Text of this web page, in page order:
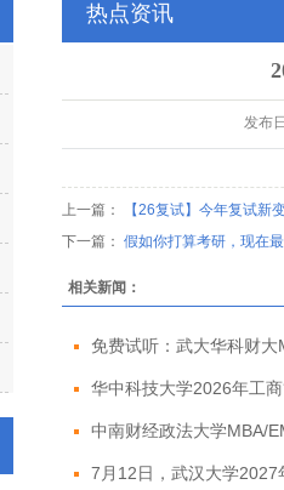
热点资讯
发布
上一篇：
【26复试】今年复试新
下一篇： 假如你打算考研，现在
相关新闻：
免费试听：武大华科财大
华中科技大学2026年工
中南财经政法大学MBA/
7月12日，武汉大学2027